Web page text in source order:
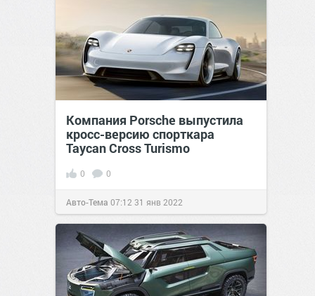
Компания Porsche выпустила
кросс-версию спорткара
Taycan Cross Turismo
0 0
Авто-Тема 07:12 31 янв 2022